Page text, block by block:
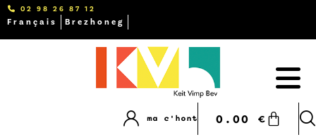
Français Brezhoneg
02 98 26 87 12
0.00 €
ma c'hont